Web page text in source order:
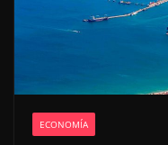
ECONOMÍA